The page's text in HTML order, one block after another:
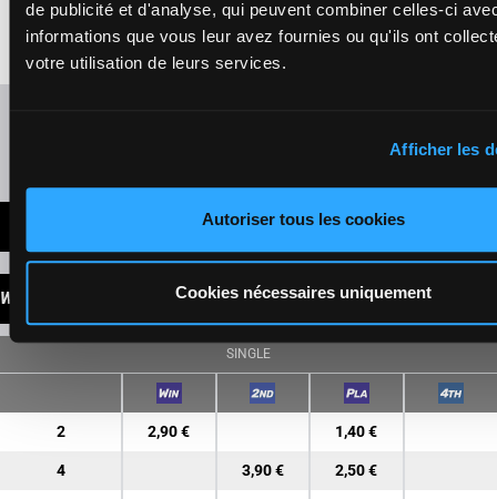
de publicité et d'analyse, qui peuvent combiner celles-ci
informations que vous leur avez fournies ou qu'ils ont
votre utilisation de leurs services.
Afficher les
Autoriser tous les cookies
Cookies nécessaires uniquement
€102,245
Dm 1a 1a 1a 0a
(23) 9a 4a 1a 0a
4a 2a 1a
4a 2a 1a
WINNINGS
SINGLE
2 2,90 € 1,40 €
4 3,90 € 2,50 €